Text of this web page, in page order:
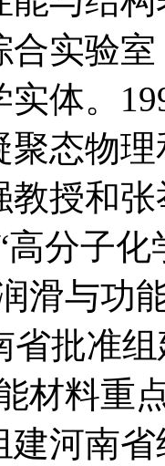
合实验
体。
聚态物
授和
高分子
滑与功
省批准
材料重
建河南